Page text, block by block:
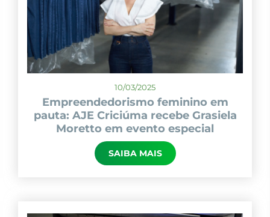
10/03/2025
Empreendedorismo feminino em
pauta: AJE Criciúma recebe Grasiela
Moretto em evento especial
SAIBA MAIS